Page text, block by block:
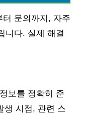
문의까지, 자주
니다. 실제 해결
보를 정확히 준
생 시점, 관련 스